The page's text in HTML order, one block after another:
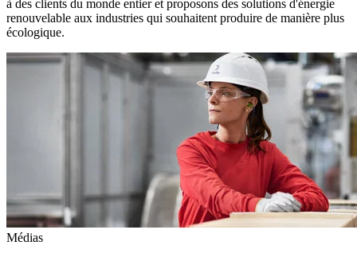
à des clients du monde entier et proposons des solutions d'énergie
renouvelable aux industries qui souhaitent produire de manière plus
écologique.
Médias